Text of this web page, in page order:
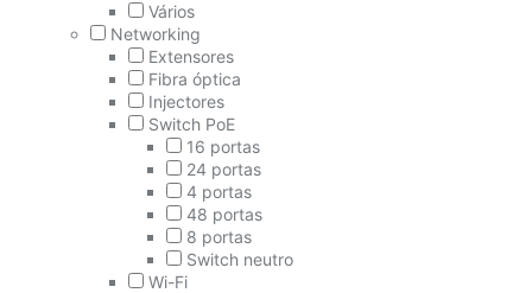
Vários
Networking
Extensores
Fibra óptica
Injectores
Switch PoE
16 portas
24 portas
4 portas
48 portas
8 portas
Switch neutro
Wi-Fi